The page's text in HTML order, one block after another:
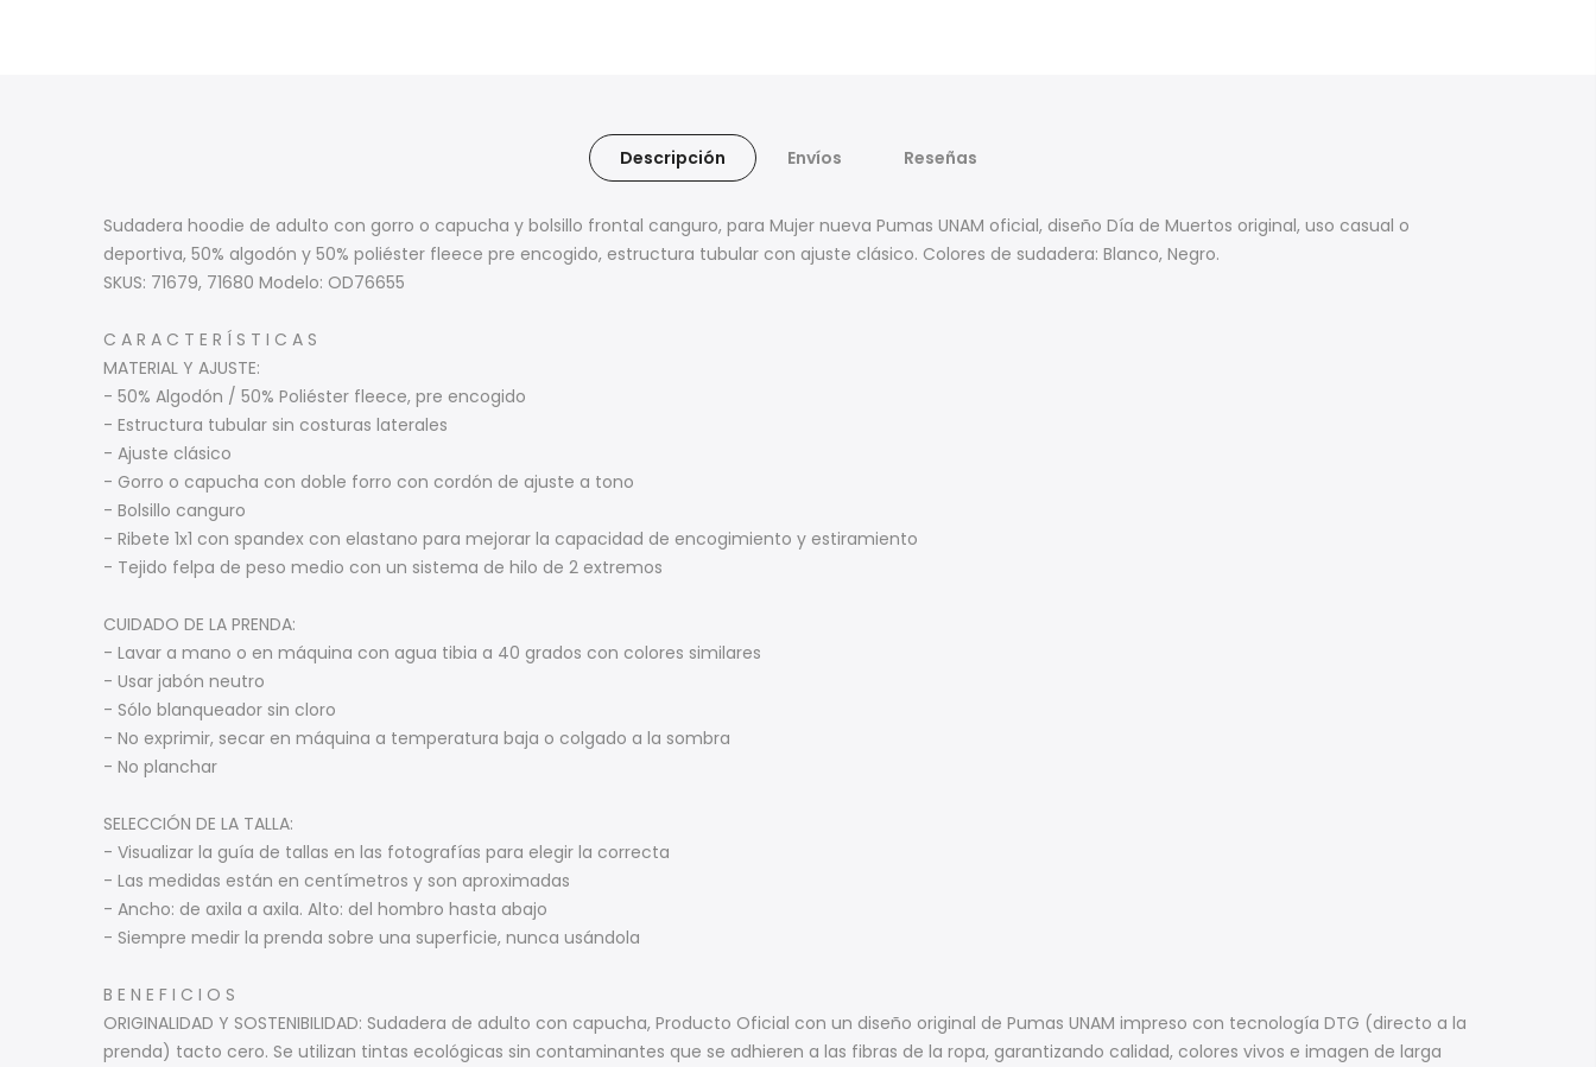
Descripción Envíos Reseñas
Sudadera hoodie de adulto con gorro o capucha y bolsillo frontal canguro, para Mujer nueva Pumas UNAM oficial, diseño Día de Muertos original, uso casual o
deportiva, 50% algodón y 50% poliéster fleece pre encogido, estructura tubular con ajuste clásico. Colores de sudadera: Blanco, Negro.
SKUS: 71679, 71680 Modelo: OD76655
C A R A C T E R Í S T I C A S
MATERIAL Y AJUSTE:
- 50% Algodón / 50% Poliéster fleece, pre encogido
- Estructura tubular sin costuras laterales
- Ajuste clásico
- Gorro o capucha con doble forro con cordón de ajuste a tono
- Bolsillo canguro
- Ribete 1x1 con spandex con elastano para mejorar la capacidad de encogimiento y estiramiento
- Tejido felpa de peso medio con un sistema de hilo de 2 extremos
CUIDADO DE LA PRENDA:
- Lavar a mano o en máquina con agua tibia a 40 grados con colores similares
- Usar jabón neutro
- Sólo blanqueador sin cloro
- No exprimir, secar en máquina a temperatura baja o colgado a la sombra
- No planchar
SELECCIÓN DE LA TALLA:
- Visualizar la guía de tallas en las fotografías para elegir la correcta
- Las medidas están en centímetros y son aproximadas
- Ancho: de axila a axila. Alto: del hombro hasta abajo
- Siempre medir la prenda sobre una superficie, nunca usándola
B E N E F I C I O S
ORIGINALIDAD Y SOSTENIBILIDAD: Sudadera de adulto con capucha, Producto Oficial con un diseño original de Pumas UNAM impreso con tecnología DTG (directo a la
prenda) tacto cero. Se utilizan tintas ecológicas sin contaminantes que se adhieren a las fibras de la ropa, garantizando calidad, colores vivos e imagen de larga